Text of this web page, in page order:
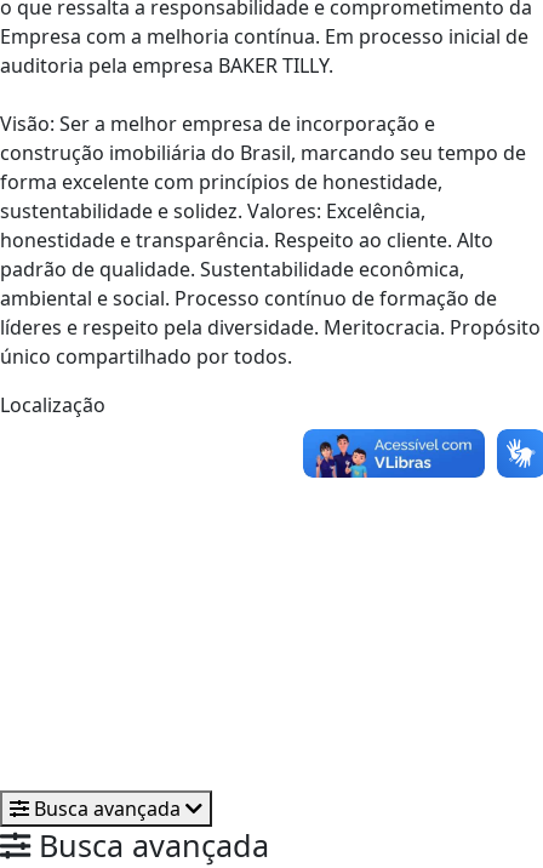
o que ressalta a responsabilidade e comprometimento da
Empresa com a melhoria contínua. Em processo inicial de
auditoria pela empresa BAKER TILLY.
Visão: Ser a melhor empresa de incorporação e
construção imobiliária do Brasil, marcando seu tempo de
forma excelente com princípios de honestidade,
sustentabilidade e solidez. Valores: Excelência,
honestidade e transparência. Respeito ao cliente. Alto
padrão de qualidade. Sustentabilidade econômica,
ambiental e social. Processo contínuo de formação de
líderes e respeito pela diversidade. Meritocracia. Propósito
único compartilhado por todos.
Localização
Busca avançada
Busca avançada